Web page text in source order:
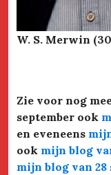
W. S. Merwin
Zie voor nog
september ook
en eveneens
ook mijn blog
mijn blog van 28